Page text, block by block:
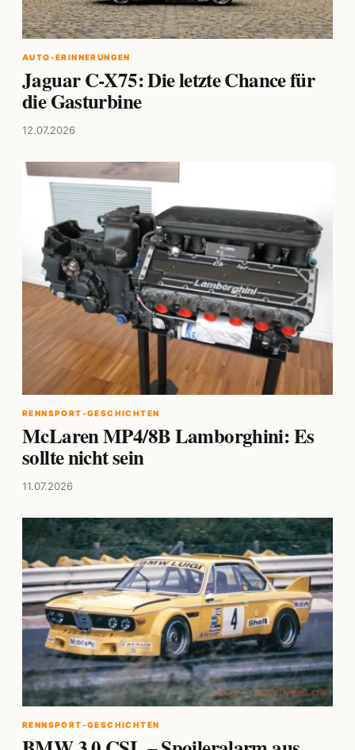
AUTO-ERINNERUNGEN
Jaguar C-X75: Die letzte Chance für
die Gasturbine
12.07.2026
RENNSPORT-GESCHICHTEN
McLaren MP4/8B Lamborghini: Es
sollte nicht sein
11.07.2026
RENNSPORT-GESCHICHTEN